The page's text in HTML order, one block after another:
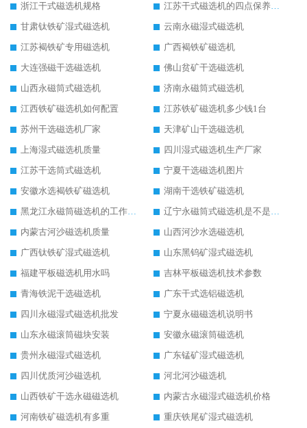
浙江干式磁选机规格
江苏干式磁选机的四点保养秘籍
甘肃钛铁矿湿式磁选机
云南永磁湿式磁选机
江苏褐铁矿专用磁选机
广西褐铁矿磁选机
大连强磁干选磁选机
佛山贫矿干选磁选机
山西永磁筒式磁选机
济南永磁筒式磁选机
江西铁矿磁选机如何配置
江苏铁矿磁选机多少钱1台
苏州干选磁选机厂家
天津矿山干选磁选机
上海湿式磁选机质量
四川湿式磁选机生产厂家
江苏干选筒式磁选机
宁夏干选磁选机图片
安徽水选褐铁矿磁选机
湖南干选铁矿磁选机
黑龙江永磁筒磁选机的工作原理
辽宁永磁筒式磁选机是不是强磁
内蒙古河沙磁选机质量
山西河沙水选磁选机
广西钛铁矿湿式磁选机
山东黑钨矿湿式磁选机
福建平板磁选机用水吗
吉林平板磁选机技术参数
青海铁泥干选磁选机
广东干式选铝磁选机
四川永磁湿式磁选机批发
宁夏永磁磁选机说明书
山东永磁滚筒磁块安装
安徽永磁滚筒磁选机
贵州永磁湿式磁选机
广东锰矿湿式磁选机
四川优质河沙磁选机
河北河沙磁选机
山西铁矿干选永磁磁选机
内蒙古永磁湿式磁选机价格
河南铁矿磁选机有多重
重庆铁尾矿湿式磁选机